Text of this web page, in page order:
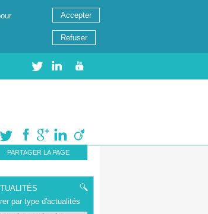
Accepter
Refuser
PARTAGER LA PAGE
par type d'actualités